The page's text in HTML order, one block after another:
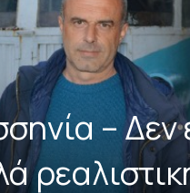
– Δεν